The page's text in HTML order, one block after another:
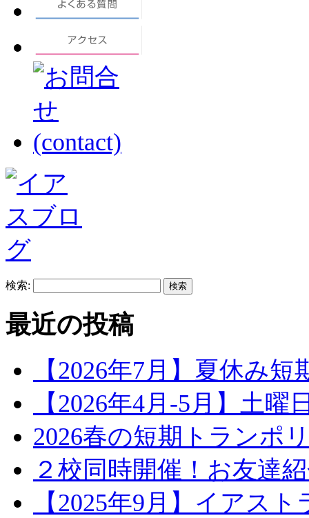
検索:
最近の投稿
【2026年7月】夏休み
【2026年4月-5月】土曜
2026春の短期トランポ
２校同時開催！お友達
【2025年9月】イアス